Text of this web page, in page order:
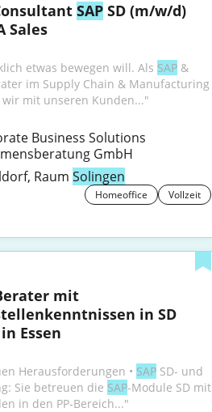
SAP SD (m/w/d)
Sales
etwas bewegen will. Als SAP &
im Supply Chain & Manufacturing
mit unseren Kunden..."
Business Solutions
GmbH
Raum Solingen
Homeoffice Vollzeit
mit
in SD
Essen
Herausforderungen • SAP SD- und
Sie betreuen die SAP-Module SD mit
in den PP-Bereich..."